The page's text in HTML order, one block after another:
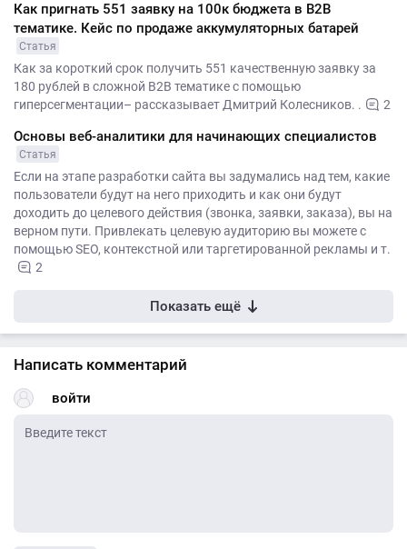
Как пригнать 551 заявку на 100к бюджета в B2B
тематике. Кейс по продаже аккумуляторных батарей
Статья
Как за короткий срок получить 551 качественную заявку за
180 рублей в сложной B2B тематике с помощью
гиперсегментации– рассказывает Дмитрий Колесников. .
2
Основы веб-аналитики для начинающих специалистов
Статья
Если на этапе разработки сайта вы задумались над тем, какие
пользователи будут на него приходить и как они будут
доходить до целевого действия (звонка, заявки, заказа), вы на
верном пути. Привлекать целевую аудиторию вы можете с
помощью SEO, контекстной или таргетированной рекламы и т.
2
Показать ещё
Написать комментарий
войти